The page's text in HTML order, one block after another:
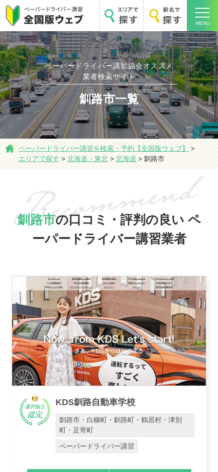
MENU
ホーム
エリアで探す
駅名で探す
おすすめ業者
講習トピックス
運営会社
ペーパードライバー講習協会オススメ
業者検索サイト
釧路市一覧
ペーパードライバー講習を検索・予約【全国版ウェブ】
>
エリアで探す > 北海道・東北 > 北海道 > 釧路市
釧路市の口コミ・評判の良い ペ
ーパードライバー講習業者
KDS釧路自動車学校
釧路市・白糠町・釧路町・鶴居村・津別
町・足寄町
ペーパードライバー講習